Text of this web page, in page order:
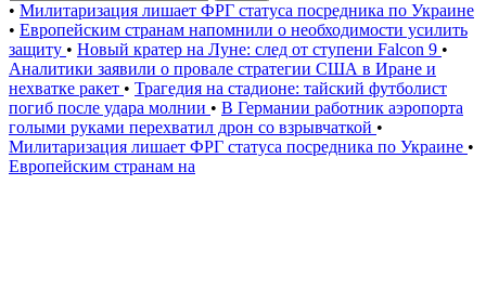
• Милитаризация лишает ФРГ статуса посредника по Украине
• Европейским странам напомнили о необходимости усилить
защиту • Новый кратер на Луне: след от ступени Falcon 9 •
Аналитики заявили о провале стратегии США в Иране и
нехватке ракет • Трагедия на стадионе: тайский футболист
погиб после удара молнии • В Германии работник аэропорта
голыми руками перехватил дрон со взрывчаткой •
Милитаризация лишает ФРГ статуса посредника по Украине •
Европейским странам на